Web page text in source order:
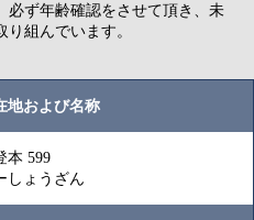
必ず年齢確認をさせて頂き、未
組んでいます。
地および名称
本 599
しょうざん